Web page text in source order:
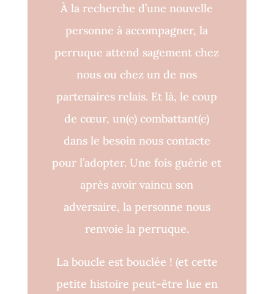
À la recherche d’une nouvelle
personne à accompagner, la
perruque attend sagement chez
nous ou chez un de nos
partenaires relais. Et là, le coup
de cœur, un(e) combattant(e)
dans le besoin nous contacte
pour l’adopter. Une fois guérie et
après avoir vaincu son
adversaire, la personne nous
renvoie la perruque.
La boucle est bouclée ! (et cette
petite histoire peut-être lue en